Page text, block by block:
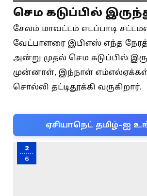
செம கடுப்பில்
சேலம் மாவட்டம் எடப்பாடி
வேட்பாளரை இபிஎஸ் எந்த
அன்று முதல் செம கடுப்பில்
முன்னாள், இந்நாள்
சொல்லி தட்டிதூக்கி வருகிறார்.
ஏசியாநெட் தமிழ்-ஐ
2
6